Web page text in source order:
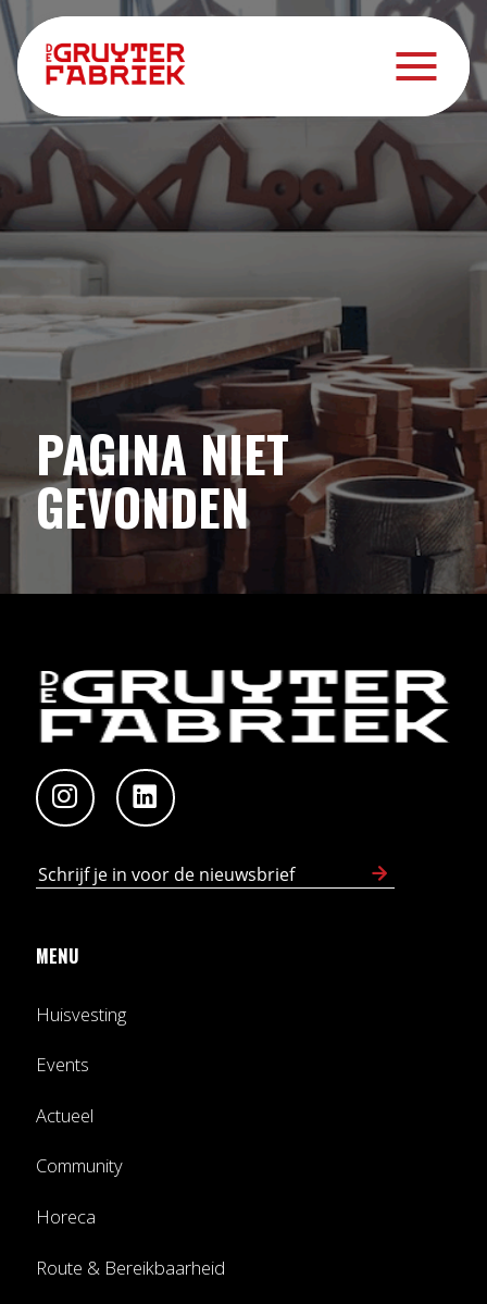
PAGINA NIET
GEVONDEN
MENU
Huisvesting
Events
Actueel
Community
Horeca
Route & Bereikbaarheid